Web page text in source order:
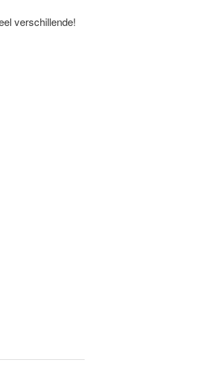
verschillende!